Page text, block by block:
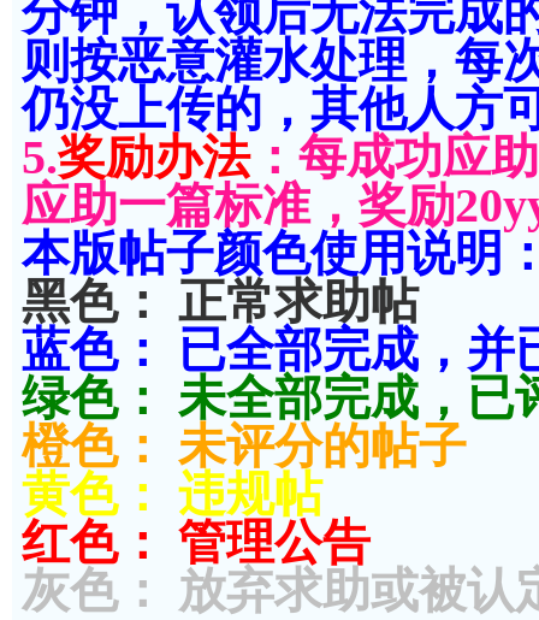
分钟，认领后无法完成
则按恶意灌水处理，每
仍没上传的，其他人方
5.奖励办法：每成功应
应助一篇标准，奖励
本版帖子颜色使用说明
黑色： 正常求助帖
蓝色： 已全部完成，并
绿色： 未全部完成，已
橙色： 未评分的帖子
黄色： 违规帖
红色： 管理公告
灰色： 放弃求助或被认